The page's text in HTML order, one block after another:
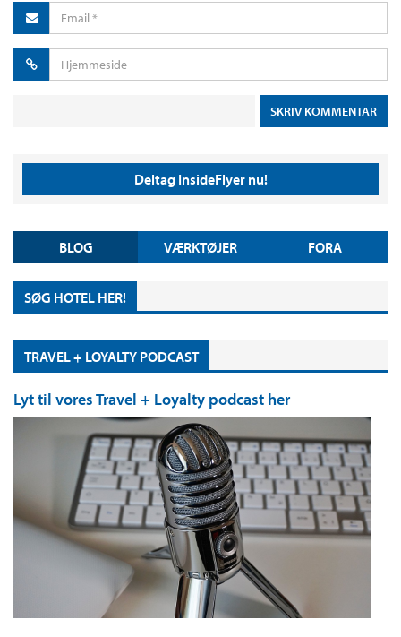
Deltag InsideFlyer nu!
BLOG VÆRKTØJER FORA
SØG HOTEL HER!
TRAVEL + LOYALTY PODCAST
Lyt til vores Travel + Loyalty podcast her